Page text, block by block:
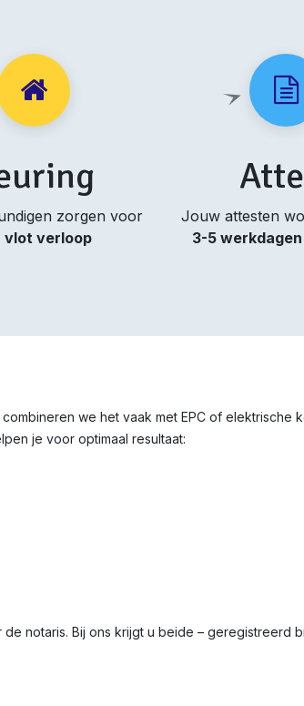
zorgen voor
vlot verloop
Jouw attesten
3-5 werkdagen
we het vaak met EPC of elektrische
je voor optimaal resultaat:
notaris. Bij ons krijgt u beide – geregistreerd